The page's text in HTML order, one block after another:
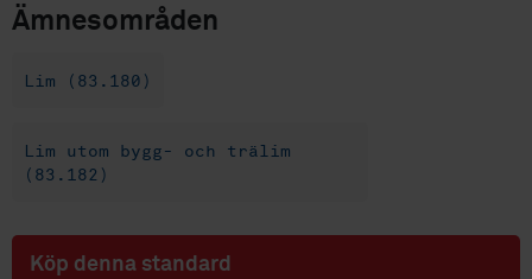
Ämnesområden
Lim (83.180)
Lim utom bygg- och trälim
(83.182)
Köp denna standard